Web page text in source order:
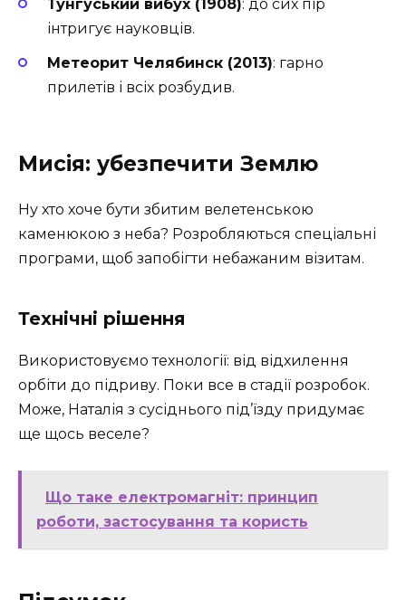
Тунгуський вибух (1908): до сих пір
інтригує науковців.
Метеорит Челябинск (2013): гарно
прилетів і всіх розбудив.
Мисія: убезпечити Землю
Ну хто хоче бути збитим велетенською
каменюкою з неба? Розробляються спеціальні
програми, щоб запобігти небажаним візитам.
Технічні рішення
Використовуємо технології: від відхилення
орбіти до підриву. Поки все в стадії розробок.
Може, Наталія з сусіднього під’їзду придумає
ще щось веселе?
Що таке електромагніт: принцип
роботи, застосування та користь